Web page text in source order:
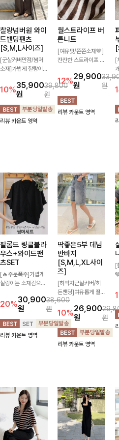
찰랑넘버원 와이
드밴딩팬츠
[S,M,L사이즈]
[군살커버만점/썸머
소재]가볍게 찰랑이는
드 핏으로 하루 종일
편안하게 착용하실 수
있는 팬츠입니다 🖤
✨ 허리 전체 밴딩과
스트링 디테일로 안정
10%35,900
원
39,800
원
리뷰 카운트 영역
월스트라이프 버
튼니트
[여유핏/쫀쫀소재🤎]
잔잔한 스트라이프 패
더해져 캐주얼하면서
도 세련된 무드를 연
출해주는 니트- 가볍
고 부드러운 착용감으
로 단독은 물론 데일
12%29,900
원
원
리뷰 카운트 영역
[
팔롬드 링클블라
우스+와이드팬
츠SET
[🔥주문폭주]가볍게
살랑이는 소재감으로
입어지는 블라우스
+팬츠 세트 🖤 허리
밴딩 디테일로 편안하
면서도 자연스럽게 라
인 잡아주어 꾸안꾸
20%30,900
원
38,600
원
리뷰 카운트 영역
딱좋은5부 데님
반바지
[S,M,L,XL사이
즈]
[허벅지군살커버/히
든밴딩]여유롭게 떨어
지는 와이드핏과 부담
없는 5부 기장으로 편
안하게 즐기기 좋은
데님 팬츠 ✨ 빈티지
한 워싱감이 더해져
캐주얼하면서도 트렌
10%26,900
원
원
리뷰 카운트 영역
[